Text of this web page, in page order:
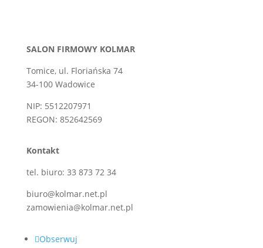
SALON FIRMOWY KOLMAR
Tomice, ul. Floriańska 74
34-100 Wadowice
NIP: 5512207971
REGON: 852642569
Kontakt
tel. biuro: 33 873 72 34
biuro@kolmar.net.pl
zamowienia@kolmar.net.pl
Obserwuj